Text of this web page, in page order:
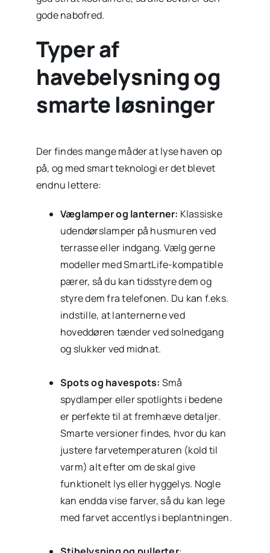
gode nabofred.
Typer af
havebelysning og
smarte løsninger
Der findes mange måder at lyse haven op
på, og med smart teknologi er det blevet
endnu lettere:
Væglamper og lanterner: Klassiske
udendørslamper på husmuren ved
terrasse eller indgang. Vælg gerne
modeller med SmartLife-kompatible
pærer, så du kan tidsstyre dem og
styre dem fra telefonen. Du kan f.eks.
indstille, at lanternerne ved
hoveddøren tænder ved solnedgang
og slukker ved midnat.
Spots og havespots: Små
spydlamper eller spotlights i bedene
er perfekte til at fremhæve detaljer.
Smarte versioner findes, hvor du kan
justere farvetemperaturen (kold til
varm) alt efter om de skal give
funktionelt lys eller hyggelys. Nogle
kan endda vise farver, så du kan lege
med farvet accentlys i beplantningen.